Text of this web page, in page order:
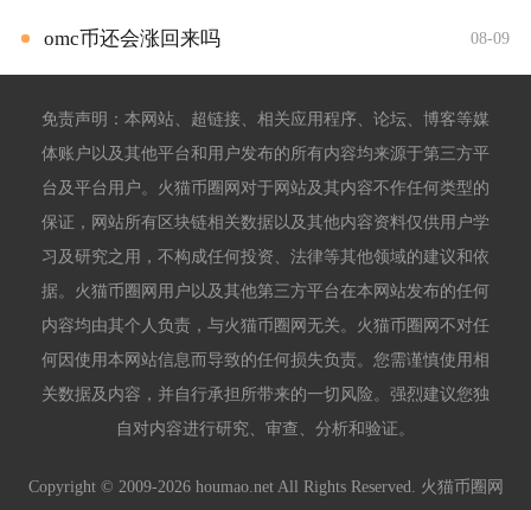
omc币还会涨回来吗 08-09
免责声明：本网站、超链接、相关应用程序、论坛、博客等媒
体账户以及其他平台和用户发布的所有内容均来源于第三方平
台及平台用户。火猫币圈网对于网站及其内容不作任何类型的
保证，网站所有区块链相关数据以及其他内容资料仅供用户学
习及研究之用，不构成任何投资、法律等其他领域的建议和依
据。火猫币圈网用户以及其他第三方平台在本网站发布的任何
内容均由其个人负责，与火猫币圈网无关。火猫币圈网不对任
何因使用本网站信息而导致的任何损失负责。您需谨慎使用相
关数据及内容，并自行承担所带来的一切风险。强烈建议您独
自对内容进行研究、审查、分析和验证。
Copyright © 2009-2026 houmao.net All Rights Reserved. 火猫币圈网